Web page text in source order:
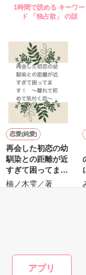
アプリ
オフィスラブ。
サイト掲載済みの
よろしければモン
ください。
YOTUHA
抱きしめたくなら
男の色気をふんだ
ふざけたこと言わ
強がり真面目女子
あの、勝手に私を
※ オフィスラブで
素敵なレビュー感
年を重ねるにつれ
素直になる事を忘
それでも、やっぱ
強く抱きしめて欲
自分の人生から恋
仕事だけがすべて
「どうした？」
1時間で読める キーワー
ド 「独占欲」 の話
恋愛(純愛)
再会した初恋の幼
馴染との距離が近
すぎて困ってま
す！ ～離れて初
楠ノ木雫／著